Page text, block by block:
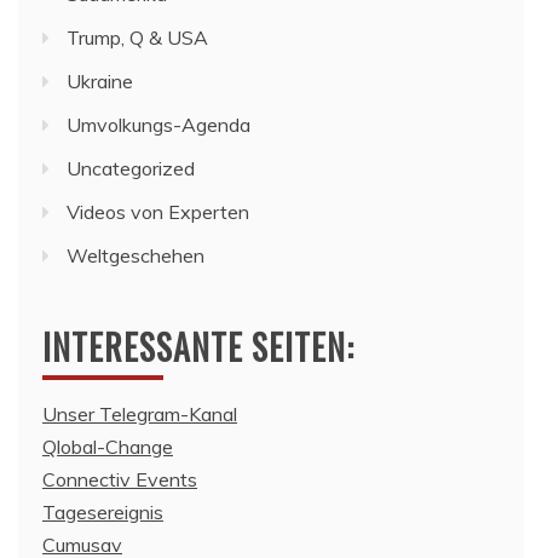
Trump, Q & USA
Ukraine
Umvolkungs-Agenda
Uncategorized
Videos von Experten
Weltgeschehen
INTERESSANTE SEITEN:
Unser Telegram-Kanal
Qlobal-Change
Connectiv Events
Tagesereignis
Cumusav